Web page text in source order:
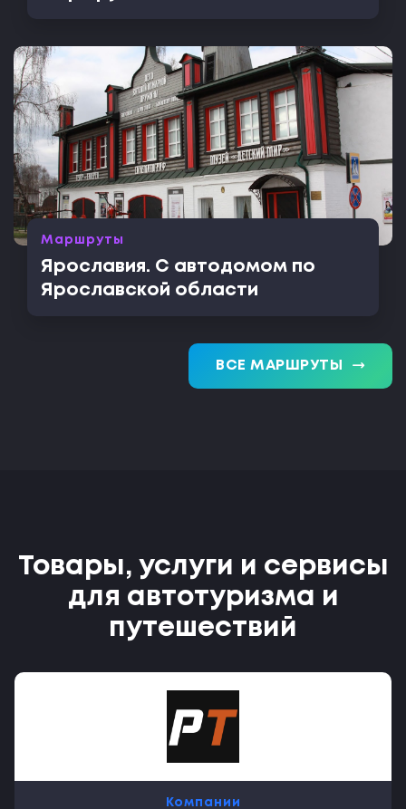
Маршруты
Ярославия. С автодомом по
Ярославской области
ВСЕ МАРШРУТЫ trending_flat
Товары, услуги и сервисы
для автотуризма и
путешествий
Компании